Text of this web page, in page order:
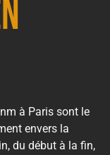
à Paris sont le
envers la
du début à la fin,